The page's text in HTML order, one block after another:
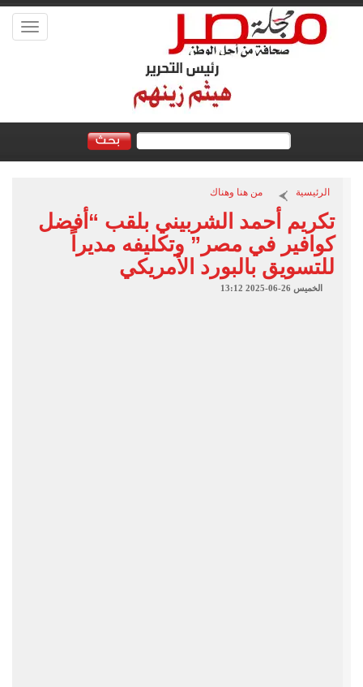
Toggle
الرئيسية من هنا وهناك
تكريم أحمد الشربيني بلقب “أفضل
كوافير في مصر” وتكليفه مديراً
للتسويق بالبورد الأمريكي
الخميس 26-06-2025 13:12